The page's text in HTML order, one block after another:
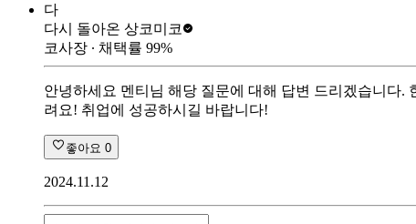
다
다시 돌아온 상코미코
코사장 ∙ 채택률 99%
안녕하세요 멘티님 해당 질문에 대해 답변 드리겠습니다
려요! 취업에 성공하시길 바랍니다!
좋아요 0
2024.11.12